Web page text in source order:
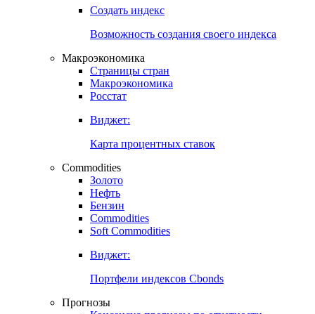
Курсы валют Центральных Банков
Ставки центральных банков
Создать индекс
Возможность создания своего индекса
Страницы стран
Росстат
Виджет:
Карта процентных ставок
Commodities
Золото
Бензин
Soft Commodities
Виджет: